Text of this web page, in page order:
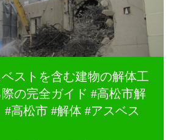
ストを含む建物の解体工
の完全ガイド #高松市解
高松市 #解体 #アスベス